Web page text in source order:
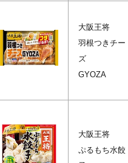
大阪王将
羽根つきチー
ズ
GYOZA
大阪王将
ぷるもち水餃